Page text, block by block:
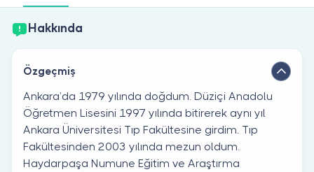
Hakkında
Özgeçmiş
Ankara’da 1979 yılında doğdum. Düziçi Anadolu
Öğretmen Lisesini 1997 yılında bitirerek aynı yıl
Ankara Üniversitesi Tıp Fakültesine girdim. Tıp
Fakültesinden 2003 yılında mezun oldum.
Haydarpaşa Numune Eğitim ve Araştırma